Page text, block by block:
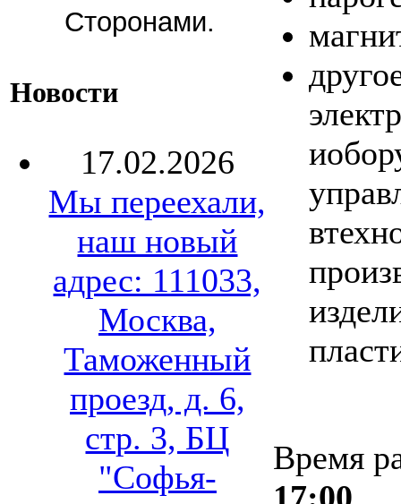
Сторонами.
Новости
17.02.2026
Мы переехали,
наш новый
адрес: 111033,
Москва,
Таможенный
проезд, д. 6,
стр. 3, БЦ
"Софья-
Время